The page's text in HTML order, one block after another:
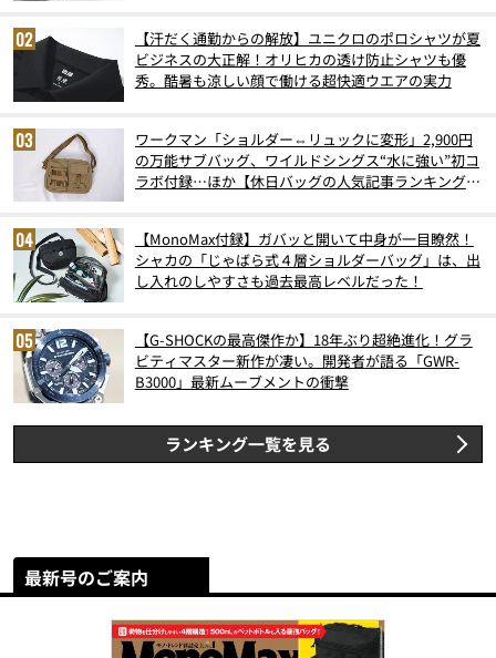
【汗だく通勤からの解放】ユニクロのポロシャツが夏
ビジネスの大正解！オリヒカの透け防止シャツも優
秀。酷暑も涼しい顔で働ける超快適ウエアの実力
ワークマン「ショルダー⇔リュックに変形」2,900円
の万能サブバッグ、ワイルドシングス“水に強い”初コ
ラボ付録…ほか【休日バッグの人気記事ランキングベ
【MonoMax付録】ガバッと開いて中身が一目瞭然！
シャカの「じゃばら式４層ショルダーバッグ」は、出
し入れのしやすさも過去最高レベルだった！
【G-SHOCKの最高傑作か】18年ぶり超絶進化！グラ
ビティマスター新作が凄い。開発者が語る「GWR-
B3000」最新ムーブメントの衝撃
ランキング一覧を見る
最新号のご案内